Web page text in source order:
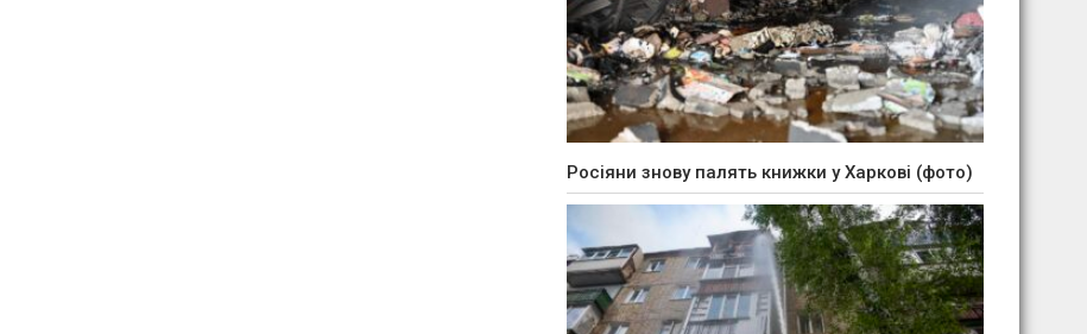
Росіяни знову палять книжки у Харкові (фото)